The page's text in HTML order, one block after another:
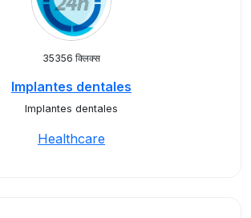
35356 क्लिक्स
Implantes dentales
Implantes dentales
Healthcare